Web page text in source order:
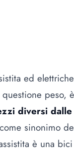
ed elettriche
peso,
diversi
sinonimo
è una